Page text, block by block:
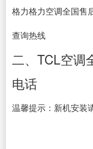
格力格力空调全国售
查询热线
二、TCL空调
电话
温馨提示：新机安装